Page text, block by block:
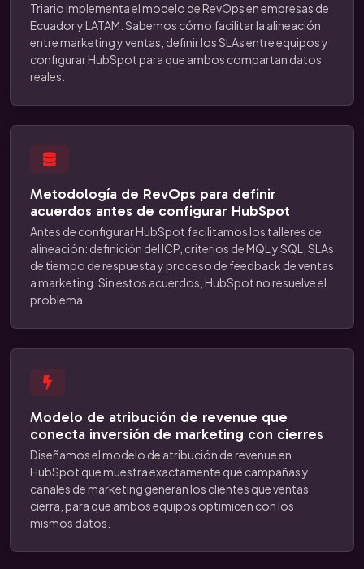
Triario implementa el modelo de RevOps en empresas de
Ecuador y LATAM. Sabemos cómo facilitar la alineación
entre marketing y ventas, definir los SLAs entre equipos y
configurar HubSpot para que ambos compartan datos
reales.
Metodología de RevOps para definir
acuerdos antes de configurar HubSpot
Antes de configurar HubSpot facilitamos los talleres de
alineación: definición del ICP, criterios de MQL y SQL, SLAs
de tiempo de respuesta y proceso de feedback de ventas
a marketing. Sin estos acuerdos, HubSpot no resuelve el
problema.
Modelo de atribución de revenue que
conecta inversión de marketing con cierres
Diseñamos el modelo de atribución de revenue en
HubSpot que muestra exactamente qué campañas y
canales de marketing generan los clientes que ventas
cierra, para que ambos equipos optimicen con los
mismos datos.